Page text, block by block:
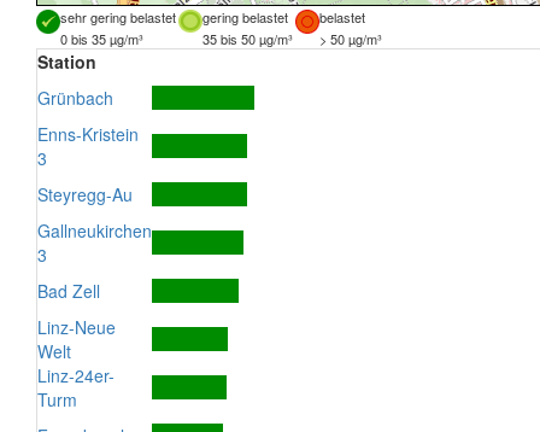
sehr gering belastet gering belastet
belastet
0 bis 35 µg/m³
35 bis 50 µg/m³ > 50 µg/m³
Station
Grünbach
Enns-Kristein
3
Steyregg-Au
Gallneukirchen
3
Bad Zell
Linz-Neue
Welt
Linz-24er-
Turm